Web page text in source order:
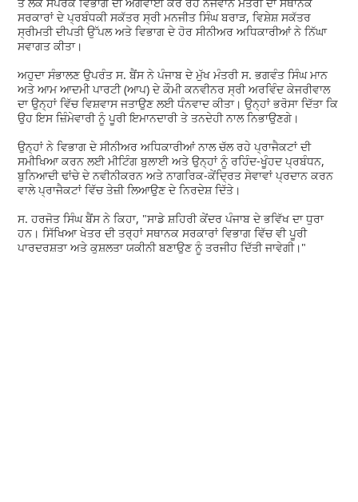
ਸਰਕਾਰਾਂ ਦੇ ਪ੍ਰਬੰਧਕੀ ਸਕੱਤਰ ਸ੍ਰੀ ਮਨਜੀਤ ਸਿੰਘ ਬਰਾੜ, ਵਿਸ਼ੇਸ਼ ਸਕੱਤਰ
ਸ੍ਰੀਮਤੀ ਦੀਪਤੀ ਉੱਪਲ ਅਤੇ ਵਿਭਾਗ ਦੇ ਹੋਰ ਸੀਨੀਅਰ ਅਧਿਕਾਰੀਆਂ ਨੇ ਨਿੱਘਾ
ਸਵਾਗਤ ਕੀਤਾ।
ਅਹੁਦਾ ਸੰਭਾਲਣ ਉਪਰੰਤ ਸ. ਬੈਂਸ ਨੇ ਪੰਜਾਬ ਦੇ ਮੁੱਖ ਮੰਤਰੀ ਸ. ਭਗਵੰਤ ਸਿੰਘ ਮਾਨ
ਅਤੇ ਆਮ ਆਦਮੀ ਪਾਰਟੀ (ਆਪ) ਦੇ ਕੌਮੀ ਕਨਵੀਨਰ ਸ੍ਰੀ ਅਰਵਿੰਦ ਕੇਜਰੀਵਾਲ
ਦਾ ਉਨ੍ਹਾਂ ਵਿੱਚ ਵਿਸ਼ਵਾਸ ਜਤਾਉਣ ਲਈ ਧੰਨਵਾਦ ਕੀਤਾ। ਉਨ੍ਹਾਂ ਭਰੋਸਾ ਦਿੱਤਾ ਕਿ
ਉਹ ਇਸ ਜ਼ਿੰਮੇਵਾਰੀ ਨੂੰ ਪੂਰੀ ਇਮਾਨਦਾਰੀ ਤੇ ਤਨਦੇਹੀ ਨਾਲ ਨਿਭਾਉਣਗੇ।
ਉਨ੍ਹਾਂ ਨੇ ਵਿਭਾਗ ਦੇ ਸੀਨੀਅਰ ਅਧਿਕਾਰੀਆਂ ਨਾਲ ਚੱਲ ਰਹੇ ਪ੍ਰਾਜੈਕਟਾਂ ਦੀ
ਸਮੀਖਿਆ ਕਰਨ ਲਈ ਮੀਟਿੰਗ ਬੁਲਾਈ ਅਤੇ ਉਨ੍ਹਾਂ ਨੂੰ ਰਹਿੰਦ-ਖੂੰਹਦ ਪ੍ਰਬੰਧਨ,
ਬੁਨਿਆਦੀ ਢਾਂਚੇ ਦੇ ਨਵੀਨੀਕਰਨ ਅਤੇ ਨਾਗਰਿਕ-ਕੇਂਦ੍ਰਿਤ ਸੇਵਾਵਾਂ ਪ੍ਰਦਾਨ ਕਰਨ
ਵਾਲੇ ਪ੍ਰਾਜੈਕਟਾਂ ਵਿੱਚ ਤੇਜ਼ੀ ਲਿਆਉਣ ਦੇ ਨਿਰਦੇਸ਼ ਦਿੱਤੇ।
ਸ. ਹਰਜੋਤ ਸਿੰਘ ਬੈਂਸ ਨੇ ਕਿਹਾ, "ਸਾਡੇ ਸ਼ਹਿਰੀ ਕੇਂਦਰ ਪੰਜਾਬ ਦੇ ਭਵਿੱਖ ਦਾ ਧੁਰਾ
ਹਨ। ਸਿੱਖਿਆ ਖੇਤਰ ਦੀ ਤਰ੍ਹਾਂ ਸਥਾਨਕ ਸਰਕਾਰਾਂ ਵਿਭਾਗ ਵਿੱਚ ਵੀ ਪੂਰੀ
ਪਾਰਦਰਸ਼ਤਾ ਅਤੇ ਕੁਸ਼ਲਤਾ ਯਕੀਨੀ ਬਣਾਉਣ ਨੂੰ ਤਰਜੀਹ ਦਿੱਤੀ ਜਾਵੇਗੀ।"